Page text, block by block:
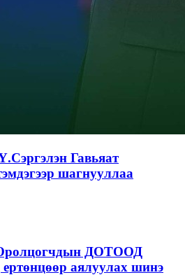
Гавьяат
шагнууллаа
ДОТООД
аялуулах шинэ